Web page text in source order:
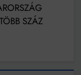
SZÁZ